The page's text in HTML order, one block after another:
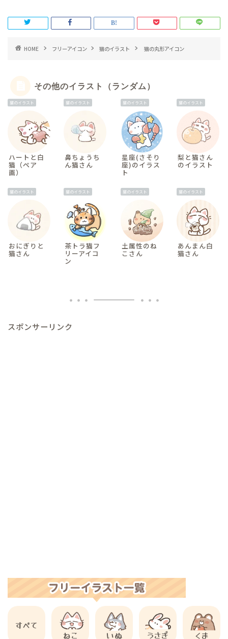
HOME フリーアイコン 猫のイラスト 猫の丸形アイコン
その他のイラスト（ランダム）
猫のイラスト
ハートと白
猫（ペア
画）
猫のイラスト
鼻ちょうち
ん猫さん
猫のイラスト
星座(さそり
座)のイラス
ト
猫のイラスト
梨と猫さん
のイラスト
猫のイラスト
おにぎりと
猫さん
猫のイラスト
茶トラ猫フ
リーアイコ
ン
猫のイラスト
土属性のね
こさん
猫のイラスト
あんまん白
猫さん
スポンサーリンク
すべて
ねこ
いぬ うさぎ くま